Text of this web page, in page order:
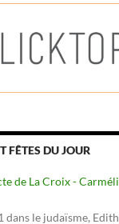
FÊTES DU JOUR
de La Croix -
dans le judaïsme,